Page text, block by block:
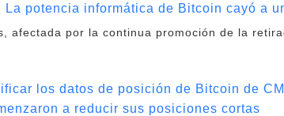
La potencia informática de Bitcoin cayó a
afectada por la continua promoción de la
los datos de posición de Bitcoin de
a reducir sus posiciones cortas